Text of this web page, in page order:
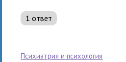
1 ответ
психиатрия и психология